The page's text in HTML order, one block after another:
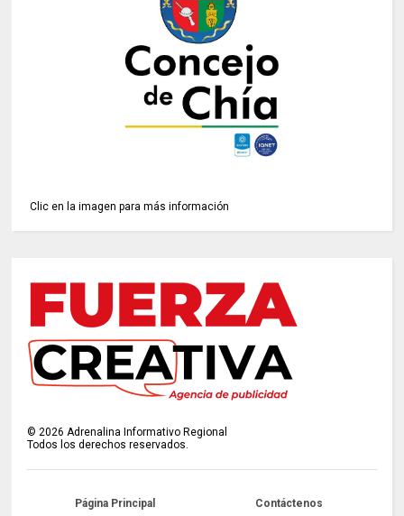
Clic en la imagen para más información
© 2026 Adrenalina Informativo Regional
Todos los derechos reservados.
Página Principal Contáctenos